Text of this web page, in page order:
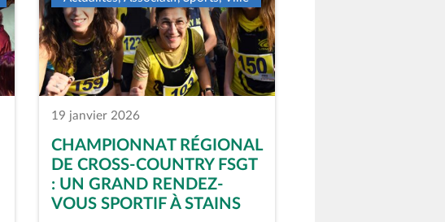
19 janvier 2026
CHAMPIONNAT RÉGIONAL
DE CROSS-COUNTRY FSGT
: UN GRAND RENDEZ-
VOUS SPORTIF À STAINS